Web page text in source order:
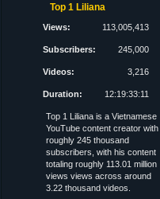
Top 1 Liliana
Views: 113,005,413
Subscribers: 245,000
Videos: 3,216
Duration: 12:19:33:11
Top 1 Liliana is a Vietnamese
YouTube content creator with
roughly 245 thousand
subscribers, with his content
totaling roughly 113.01 million
views views across around
3.22 thousand videos.